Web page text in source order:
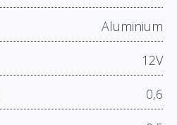
Aluminium
12V
0,6